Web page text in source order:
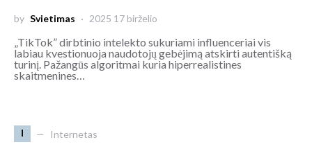
by Svietimas 2025 17 birželio
„TikTok” dirbtinio intelekto sukuriami influenceriai vis
labiau kvestionuoja naudotojų gebėjimą atskirti autentišką
turinį. Pažangūs algoritmai kuria hiperrealistines
skaitmenines…
I Internetas